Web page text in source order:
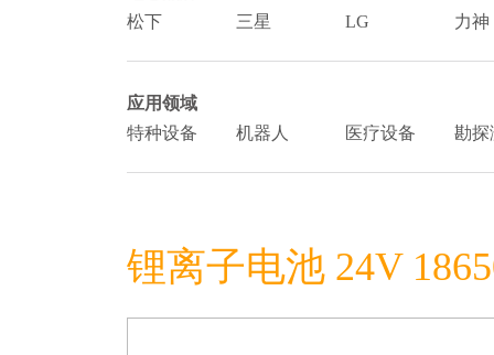
松下
三星 LG 力神
应用领域
特种设备
机器人 医疗设备 勘探
锂离子电池 24V